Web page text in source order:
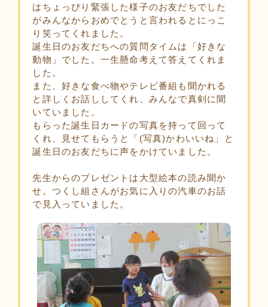
はちょっぴり緊張した様子のお友だちでした
がみんなからおめでとうと言われるとにっこ
り笑ってくれました。
誕生日のお友だちへの質問タイムは「好きな
動物」でした。一生懸命考えて答えてくれま
した。
また、好きな食べ物やテレビ番組も聞かれる
と詳しくお話ししてくれ、みんなで真剣に聞
いていました。
もらった誕生日カードの写真を持って回って
くれ、見せてもらうと「(写真)かわいいね」と
誕生日のお友だちに声をかけていました。
先生からのプレゼントは大型絵本の読み聞か
せ。つくし組さんがお気に入りの汽車のお話
で見入っていました。